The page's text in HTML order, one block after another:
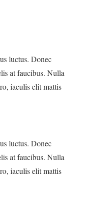
luctus. Donec
at faucibus. Nulla
iaculis elit mattis
luctus. Donec
at faucibus. Nulla
iaculis elit mattis